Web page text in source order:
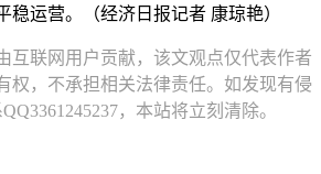
稳运营。（经济日报记者 康琼艳）
互联网用户贡献，该文观点仅代表作者
权，不承担相关法律责任。如发现有侵
，本站将立刻清除。